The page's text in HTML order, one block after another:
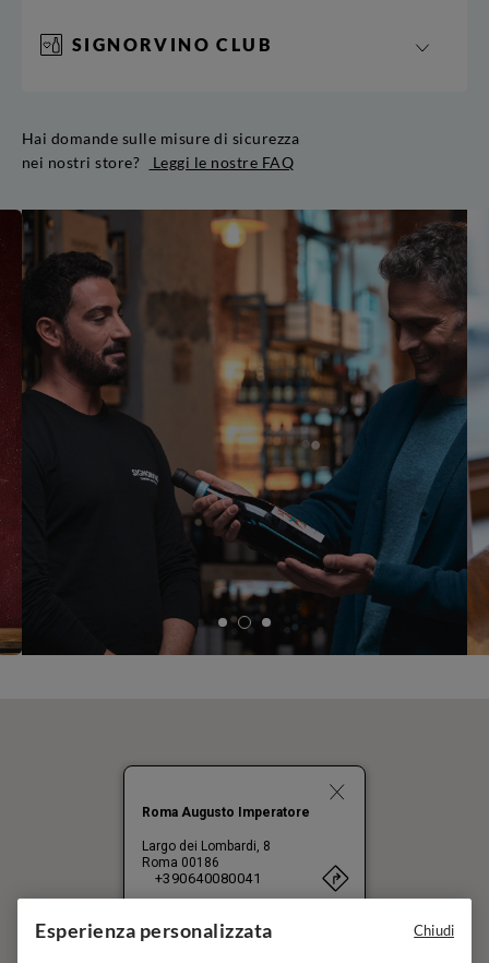
Roma Augusto Imperatore
Largo dei Lombardi, 8
Roma 00186
+390640080041
Aperto adesso
SIGNORVINO CLUB
Hai domande sulle misure di sicurezza
nei nostri store?
Leggi le nostre FAQ
Esperienza personalizzata Chiudi